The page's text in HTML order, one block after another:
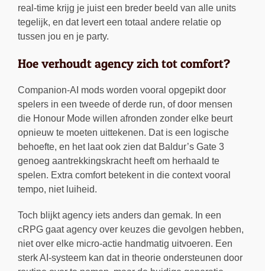
real-time krijg je juist een breder beeld van alle units
tegelijk, en dat levert een totaal andere relatie op
tussen jou en je party.
Hoe verhoudt agency zich tot comfort?
Companion-AI mods worden vooral opgepikt door
spelers in een tweede of derde run, of door mensen
die Honour Mode willen afronden zonder elke beurt
opnieuw te moeten uittekenen. Dat is een logische
behoefte, en het laat ook zien dat Baldur’s Gate 3
genoeg aantrekkingskracht heeft om herhaald te
spelen. Extra comfort betekent in die context vooral
tempo, niet luiheid.
Toch blijkt agency iets anders dan gemak. In een
cRPG gaat agency over keuzes die gevolgen hebben,
niet over elke micro-actie handmatig uitvoeren. Een
sterk AI-systeem kan dat in theorie ondersteunen door